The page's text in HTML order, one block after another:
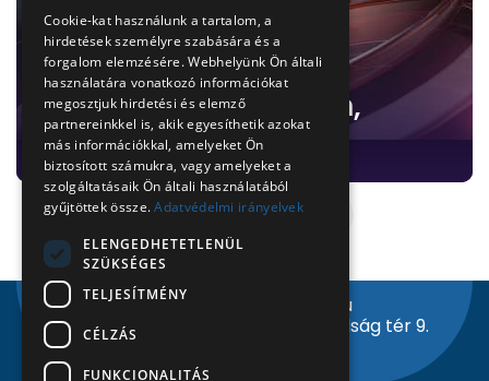
Híradó 2026. 07. 13-án,
hétfőn
1 2 3 4
info@nyiregyhazitv.hu
4400 Nyíregyháza, Szabadság tér 9.
Cookie-kat használunk a tartalom, a
hirdetések személyre szabására és a
forgalom elemzésére. Webhelyünk Ön általi
használatára vonatkozó információkat
megosztjuk hirdetési és elemző
partnereinkkel is, akik egyesíthetik azokat
más információkkal, amelyeket Ön
biztosított számukra, vagy amelyeket a
szolgáltatásaik Ön általi használatából
gyűjtöttek össze.Adatvédelmi irányelvek
ELENGEDHETETLENÜL
SZÜKSÉGES
TELJESÍTMÉNY
CÉLZÁS
FUNKCIONALITÁS